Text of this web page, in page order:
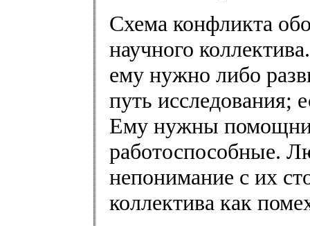
Схема конфликта
научного
ему нужно либо
путь исследования;
Ему нужны
работоспособные.
непонимание с их
коллектива как